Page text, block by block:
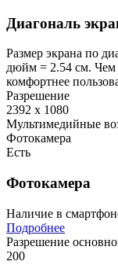
Диагональ
Размер экрана по
дюйм = 2.54 см. Чем
комфортнее
Разрешение
2392 x 1080
Мультимедийные
Фотокамера
Есть
Фотокамера
Наличие в
Подробнее
Разрешение
200